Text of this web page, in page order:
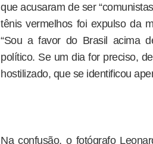
que acusaram de ser
tênis vermelhos foi expulso da
“Sou a favor do Brasil acima
político. Se um dia for preciso,
hostilizado, que se identificou
Na confusão, o fotógrafo